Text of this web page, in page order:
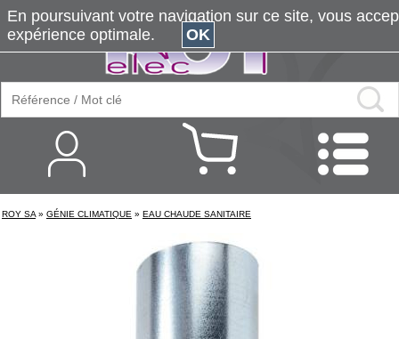
ROY SA » GÉNIE CLIMATIQUE » EAU CHAUDE SANITAIRE
En poursuivant votre navigation sur ce site, vous
expérience optimale.
OK